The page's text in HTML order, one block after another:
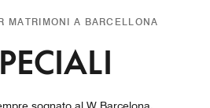
MATRIMONI A BARCELLONA